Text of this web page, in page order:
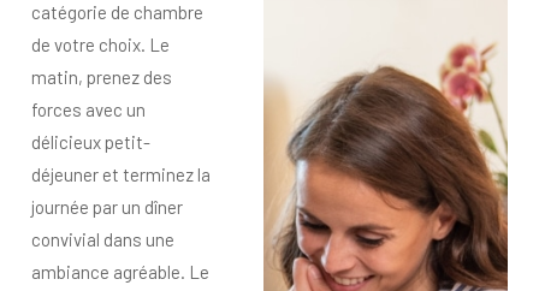
catégorie de chambre
de votre choix. Le
matin, prenez des
forces avec un
délicieux petit-
déjeuner et terminez la
journée par un dîner
convivial dans une
ambiance agréable. Le